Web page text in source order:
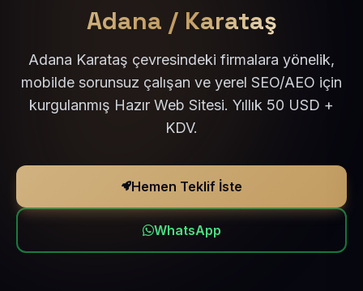
Adana / Karataş
Adana Karataş çevresindeki firmalara yönelik,
mobilde sorunsuz çalışan ve yerel SEO/AEO için
kurgulanmış Hazır Web Sitesi. Yıllık 50 USD +
KDV.
Hemen Teklif İste
WhatsApp